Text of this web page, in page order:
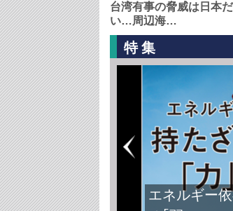
台湾有事の脅威は日本
い…周辺海…
特集
FIFAワール